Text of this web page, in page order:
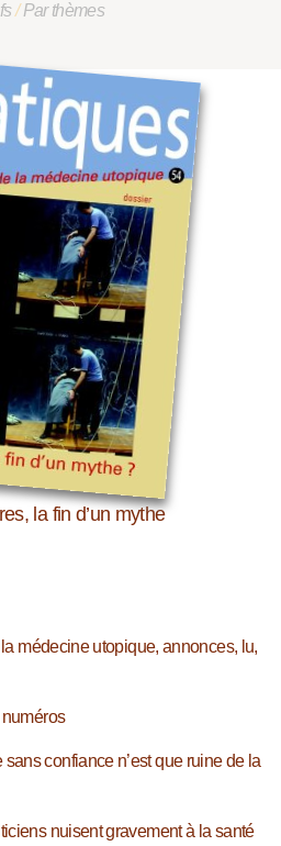
/Par thèmes
la fin d’un mythe
médecine utopique, annonces, lu,
confiance n’est que ruine de la
nuisent gravement à la santé